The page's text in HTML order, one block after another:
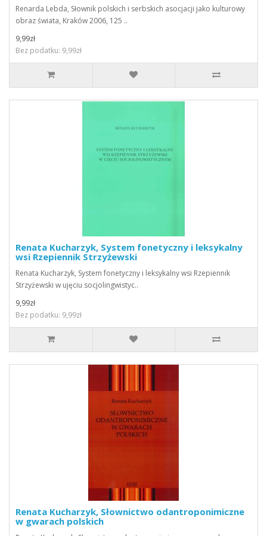
Renarda Lebda, Słownik polskich i serbskich asocjacji jako kulturowy
obraz świata, Kraków 2006, 125 ..
9,99zł
Bez podatku: 9,99zł
Renata Kucharzyk, System fonetyczny i leksykalny
wsi Rzepiennik Strzyżewski
Renata Kucharzyk, System fonetyczny i leksykalny wsi Rzepiennik
Strzyżewski w ujęciu socjolingwistyc..
9,99zł
Bez podatku: 9,99zł
Renata Kucharzyk, Słownictwo odantroponimiczne
w gwarach polskich